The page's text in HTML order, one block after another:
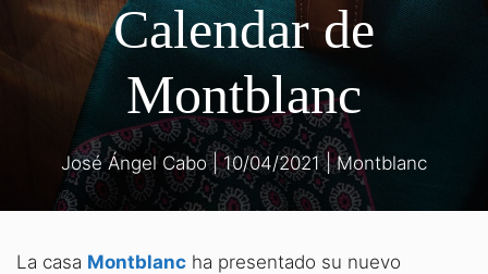
Calendar de
Montblanc
José Ángel Cabo|10/04/2021|Montblanc
La casa Montblanc ha presentado su nuevo